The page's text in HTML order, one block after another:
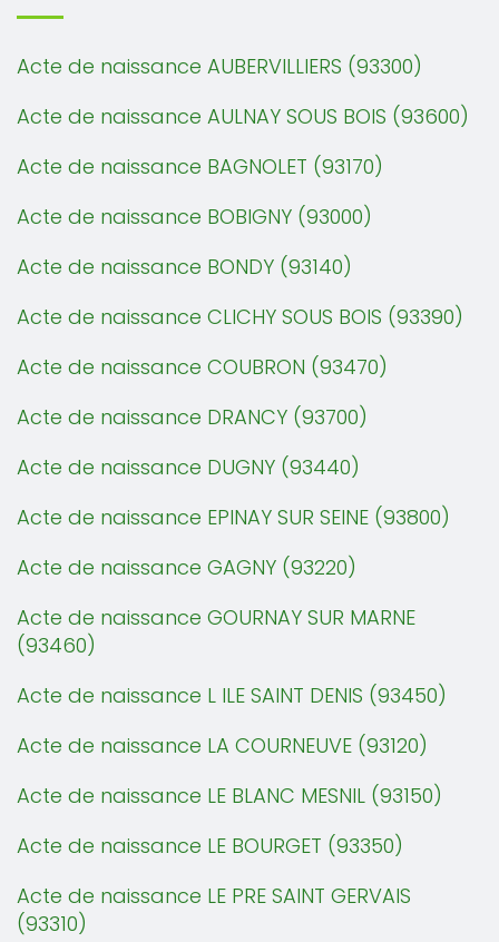
Acte de naissance AUBERVILLIERS (93300)
Acte de naissance AULNAY SOUS BOIS (93600)
Acte de naissance BAGNOLET (93170)
Acte de naissance BOBIGNY (93000)
Acte de naissance BONDY (93140)
Acte de naissance CLICHY SOUS BOIS (93390)
Acte de naissance COUBRON (93470)
Acte de naissance DRANCY (93700)
Acte de naissance DUGNY (93440)
Acte de naissance EPINAY SUR SEINE (93800)
Acte de naissance GAGNY (93220)
Acte de naissance GOURNAY SUR MARNE
(93460)
Acte de naissance L ILE SAINT DENIS (93450)
Acte de naissance LA COURNEUVE (93120)
Acte de naissance LE BLANC MESNIL (93150)
Acte de naissance LE BOURGET (93350)
Acte de naissance LE PRE SAINT GERVAIS
(93310)